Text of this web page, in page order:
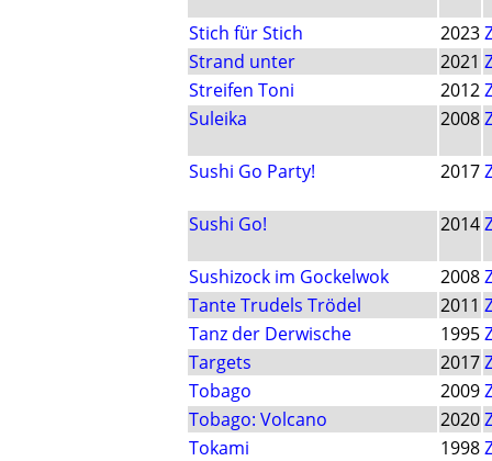
Stich für Stich 2023
Strand unter
2021
Streifen Toni
2012
Suleika
2008
Sushi Go Party! 2017
Sushi Go! 2014
Sushizock im Gockelwok 2008
Tante Trudels Trödel
2011
Tanz der Derwische
1995
Targets
2017
Tobago
2009
Tobago: Volcano
2020
Tokami
1998